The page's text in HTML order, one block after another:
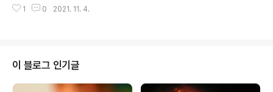
다.) 이웃이 많다는 것은 그 많은 이웃들이 이사람의 글에
고 만들어진 툴입니다. 제휴마케팅 하다가 포기하는 사람
머신을 쓰면 1은 완전 백퍼 해결되며 2는 파워블로그만큼
의 트래픽을 쏴 준다고 가정하면, 그들의 인지도는 아닐지
라도 그에 준하는 효과는 얻습니다. 어짜피 온라인은 트래
1 0 2021. 11. 4.
이 블로그 인기글